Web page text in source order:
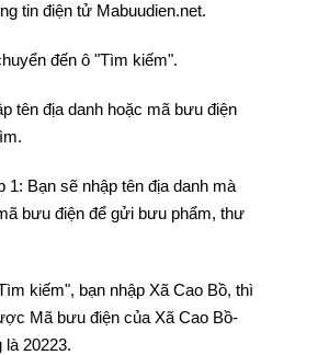
tin điện tử Mabuudien.net.
đến ô "Tìm kiếm".
tên địa danh hoặc mã bưu điện
1: Bạn sẽ nhập tên địa danh mà
bưu điện để gửi bưu phẩm, thư
kiếm", bạn nhập Xã Cao Bồ, thì
Mã bưu điện của Xã Cao Bồ-
là 20223.